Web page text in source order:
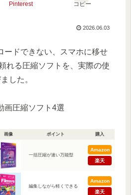
Pinterest コピー
2026.06.03
ードできない、スマホに移せ
れる圧縮ソフトを、実際の使
した。
画圧縮ソフト4選
画像 ポイント 購入
一括圧縮が速い万能型
Amazon
楽天
編集しながら軽くできる
Amazon
楽天